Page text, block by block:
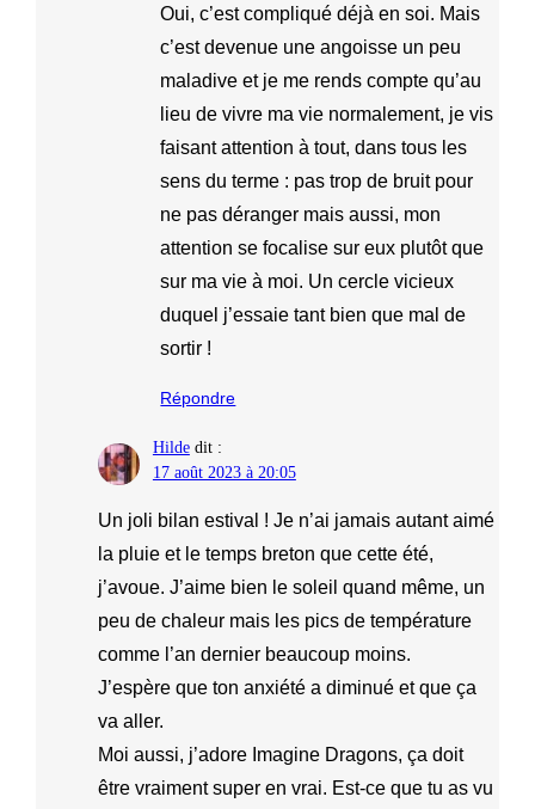
Oui, c’est compliqué déjà en soi. Mais
c’est devenue une angoisse un peu
maladive et je me rends compte qu’au
lieu de vivre ma vie normalement, je vis
faisant attention à tout, dans tous les
sens du terme : pas trop de bruit pour
ne pas déranger mais aussi, mon
attention se focalise sur eux plutôt que
sur ma vie à moi. Un cercle vicieux
duquel j’essaie tant bien que mal de
sortir !
Répondre
Hilde dit :
17 août 2023 à 20:05
Un joli bilan estival ! Je n’ai jamais autant aimé
la pluie et le temps breton que cette été,
j’avoue. J’aime bien le soleil quand même, un
peu de chaleur mais les pics de température
comme l’an dernier beaucoup moins.
J’espère que ton anxiété a diminué et que ça
va aller.
Moi aussi, j’adore Imagine Dragons, ça doit
être vraiment super en vrai. Est-ce que tu as vu